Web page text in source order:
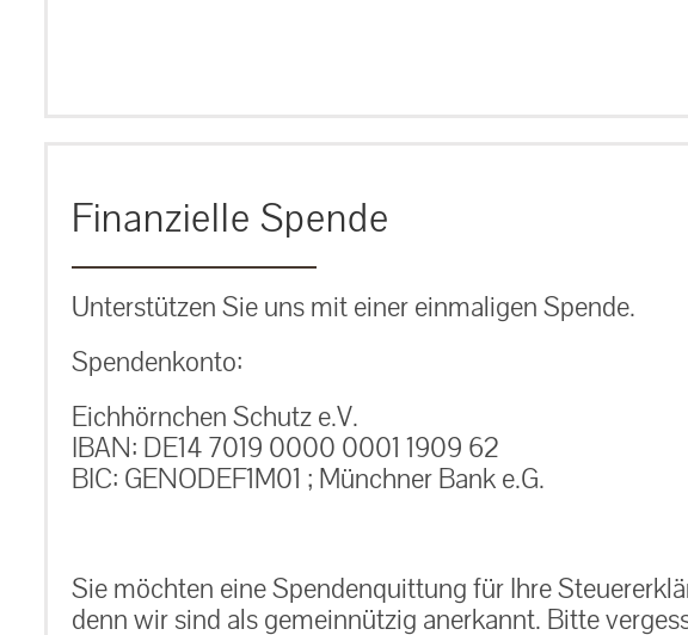
Finanzielle Spende
Unterstützen Sie uns mit einer einmaligen Spende.
Spendenkonto:
Eichhörnchen Schutz e.V.
IBAN: DE14 7019 0000 0001 1909 62
BIC: GENODEF1M01 ; Münchner Bank e.G.
Sie möchten eine Spendenquittung für Ihre
denn wir sind als gemeinnützig anerkannt. Bitte